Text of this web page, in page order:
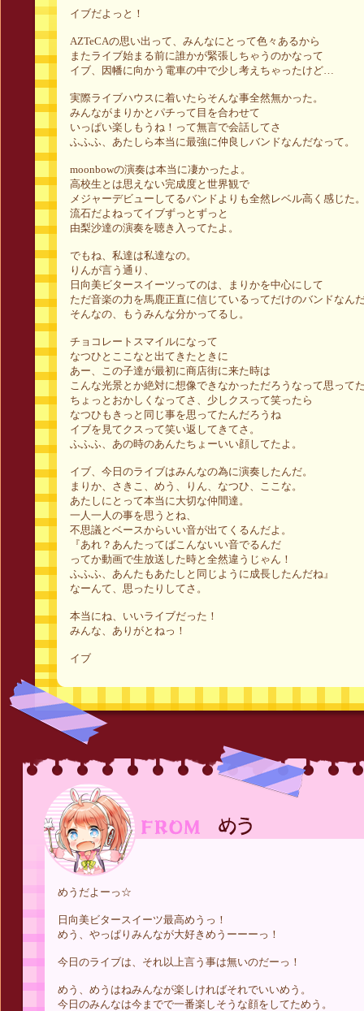
イブだよっと！
AZTeCAの思い出って、みんなにとって色々あるから
またライブ始まる前に誰かが緊張しちゃうのかなって
イブ、因幡に向かう電車の中で少し考えちゃったけど…
実際ライブハウスに着いたらそんな事全然無かった。
みんながまりかとパチって目を合わせて
いっぱい楽しもうね！って無言で会話してさ
ふふふ、あたしら本当に最強に仲良しバンドなんだなって。
moonbowの演奏は本当に凄かったよ。
高校生とは思えない完成度と世界観で
メジャーデビューしてるバンドよりも全然レベル高く感じた
流石だよねってイブずっとずっと
由梨沙達の演奏を聴き入ってたよ。
でもね、私達は私達なの。
りんが言う通り、
日向美ビタースイーツってのは、まりかを中心にして
ただ音楽の力を馬鹿正直に信じているってだけのバンドなん
そんなの、もうみんな分かってるし。
チョコレートスマイルになって
なつひとここなと出てきたときに
あー、この子達が最初に商店街に来た時は
こんな光景とか絶対に想像できなかっただろうなって思って
ちょっとおかしくなってさ、少しクスって笑ったら
なつひもきっと同じ事を思ってたんだろうね
イブを見てクスって笑い返してきてさ。
ふふふ、あの時のあんたちょーいい顔してたよ。
イブ、今日のライブはみんなの為に演奏したんだ。
まりか、さきこ、めう、りん、なつひ、ここな。
あたしにとって本当に大切な仲間達。
一人一人の事を思うとね、
不思議とベースからいい音が出てくるんだよ。
『あれ？あんたってばこんないい音でるんだ
ってか動画で生放送した時と全然違うじゃん！
ふふふ、あんたもあたしと同じように成長したんだね』
なーんて、思ったりしてさ。
本当にね、いいライブだった！
みんな、ありがとねっ！
イブ
めうだよーっ☆
日向美ビタースイーツ最高めうっ！
めう、やっぱりみんなが大好きめうーーーっ！
今日のライブは、それ以上言う事は無いのだーっ！
めう、めうはねみんなが楽しければそれでいいめう。
今日のみんなは今までで一番楽しそうな顔をしてためう。